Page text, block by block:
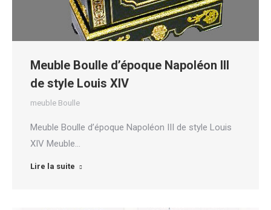
Meuble Boulle d’époque Napoléon III
de style Louis XIV
meuble Boulle
Meuble Boulle d’époque Napoléon III de style Louis
XIV Meuble…
Lire la suite